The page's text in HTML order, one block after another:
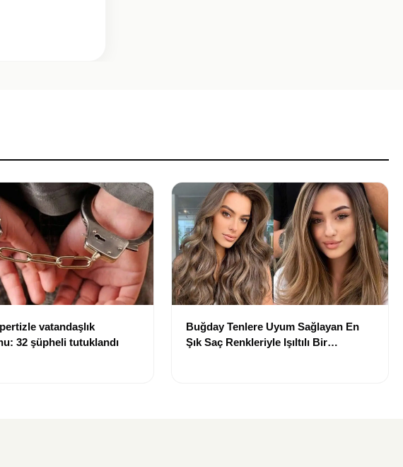
vatandaşlık
32 şüpheli tutuklandı
Buğday Tenlere Uyum Sağlayan En
Şık Saç Renkleriyle Işıltılı Bir